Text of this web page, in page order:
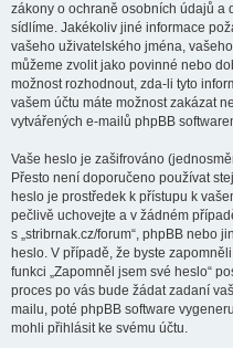
zákony o ochraně osobních údajů a
sídlíme. Jakékoliv jiné informace
vašeho uživatelského jména,
můžeme zvolit jako povinné nebo
možnost rozhodnout, zda-li tyto
vašem účtu máte možnost zakázat
vytvářených e-mailů phpBB
Vaše heslo je zašifrováno
Přesto není doporučeno používat
heslo je prostředek k přístupu k
pečlivě uchovejte a v žádném
s „stribrnak.cz/forum“, phpBB nebo
heslo. V případě, že byste
funkci „Zapomněl jsem své heslo“
proces po vás bude žádat zadaní
mailu, poté phpBB software
mohli přihlásit ke svému účtu.